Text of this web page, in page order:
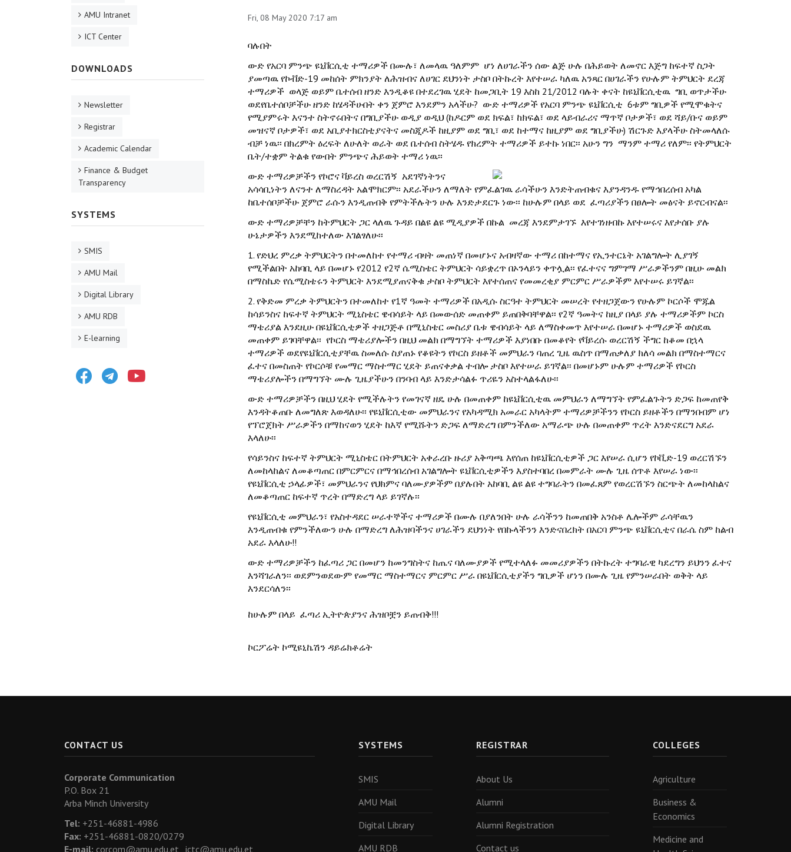
Fri, 08 May 2020 7:17 am
ባሉበት
ውድ የአርባ ምንጭ ዩኒቨርሲቲ ተማሪዎች በሙሉ፣ ለመላዉ ዓለምም ሆነ ለሀገራችን ሰው ልጅ ሁሉ በሕይወት ለመኖር እጅግ ከፍተኛ ስጋት
ያመጣዉ የኮቭድ-19 መከሰት ምክንያት ለሕዝብና ለሀገር ደህንነት ታስቦ በትኩረት እየተሠራ ካለዉ አንጻር በሀገራችን የሁሉም ትምህርት ደረጃ
ተማሪዎች ወላጅ ወይም ቤተሰብ ዘንድ እንዲቆዩ በተደረገዉ ሂደት ከመጋቢት 19 እስከ 21/2012 ባሉት ቀናት ከዩኒቨርሲቲዉ ግቢ ወጥታችሁ
ወደየቤተሰቦቻችሁ ዘንድ ከሄዳችሁበት ቀን ጀምሮ እንደምን አላችሁ? ውድ ተማሪዎች የአርባ ምንጭ ዩኒቨርሲቲ 6ቱም ግቢዎች የሚሞቁትና
የሚያምሩት እናንተ ስትኖሩበትና በግቢያችሁ ወዲያ ወዲህ (ከዶርም ወደ ክፍል፣ ከክፍል፣ ወደ ላይብራሪና ማጥኛ ቦታዎች፣ ወደ ሻይ/ቡና ወይም
መዝናኛ ቦታዎች፣ ወደ አቢያተክርስቲያናትና መስጂዶች ከዚያም ወደ ግቢ፣ ወደ ከተማና ከዚያም ወደ ግቢያችሁ) ሽርጉድ እያላችሁ ስትመላለሱ
ብቻ ነዉ፡፡ በክረምት ዕረፍት ለሁለት ወራት ወደ ቤተሰብ ስትሄዱ የክረምት ተማሪዎች ይተኩ ነበር፡፡ አሁን ግን ማንም ተማሪ የለም፡፡ የትምህርት
ቤት/ተቋም ትልቁ የውበት ምንጭና ሕይወት ተማሪ ነዉ፡፡
ውድ ተማሪዎቻችን የኮሮና ቫይረስ ወረርሽኝ አደገኛነትንና
አሳሳቢነትን ለናንተ ለማስረዳት አልሞክርም፡፡ አደራችሁን ለማለት የምፈልገዉ ራሳችሁን እንድትጠብቁና እያንዳንዱ የማኅበረሰብ አካል
ከቤተሰቦቻችሁ ጀምሮ ራሱን እንዲጠብቅ የምትችሉትን ሁሉ እንድታደርጉ ነው፡፡ ከሁሉም በላይ ወደ ፈጣሪያችን በፀሎት መፅናት ይኖርብናል፡፡
ውድ ተማሪዎቻቸን ከትምህርት ጋር ላለዉ ጉዳይ በልዩ ልዩ ሚዲያዎች በኩል መረጃ እንደምታገኙ እየተገነዘብኩ እየተሠሩና እየታሰቡ ያሉ
ሁኔታዎችን እንደሚከተለው እገልፃለሁ፡፡
1. የድህረ ምረቃ ትምህርትን በተመለከተ የተማሪ ብዛት መጠነኛ በመሆኑና አብዛኛው ተማሪ በከተማና የኢንተርኔት አገልግሎት ሊያገኝ
የሚችልበት አከባቢ ላይ በመሆኑ የ2012 የ2ኛ ሴሚስቴር ትምህርት ሳይቋረጥ በኦንላይን ቀጥሏል፡፡ የፈተናና ግምገማ ሥራዎችንም በዚሁ መልክ
በማስኬድ የሴሚስቴሩን ትምህርት እንደሚያጠናቅቁ ታስቦ ትምህርት እየተሰጠና የመመረቂያ ምርምር ሥራዎችም እየተሠሩ ይገኛል፡፡
2. የቅድመ ምረቃ ትምህርትን በተመለከተ የ1ኛ ዓመት ተማሪዎች በአዲሱ ስርዓተ ትምህርት መሠረት የተዘጋጀውን የሁሉም ኮርሶች ሞጁል
ከሳይንስና ከፍተኛ ትምህርት ሚኒስቴር ዌብሳይት ላይ በመውሰድ መጠቀም ይጠበቅባቸዋል፡፡ የ2ኛ ዓመትና ከዚያ በላይ ያሉ ተማሪዎችም ኮርስ
ማቴሪያል እንደዚሁ በዩኒቨርሲቲዎች ተዘጋጅቶ በሚኒስቴር መስሪያ ቤቱ ዌብሳይት ላይ ለማስቀመጥ እየተሠራ በመሆኑ ተማሪዎች ወስደዉ
መጠቀም ይገባቸዋል፡፡ የኮርስ ማቴሪያሎችን በዚህ መልክ በማግኘት ተማሪዎች እያነበቡ በመቆየት የቫይረሱ ወረርሽኝ ችግር ከቆመ በኋላ
ተማሪዎች ወደየዩኒቨርሲቲያቸዉ ስመለሱ ስያጠኑ የቆዩትን የኮርስ ይዘቶች መምህራን ባጠረ ጊዜ ዉስጥ በማጠቃለያ ክለሳ መልክ በማስተማርና
ፈተና በመስጠት የኮርሶቹ የመማር ማስተማር ሂደት ይጠናቀቃል ተብሎ ታስቦ እየተሠራ ይገኛል፡፡ በመሆኑም ሁሉም ተማሪዎች የኮርስ
ማቴሪያሎችን በማግኘት ሙሉ ጊዜያችሁን በንባብ ላይ እንድታሳልፉ ጥሪዬን አስተላልፋለሁ፡፡
ውድ ተማሪዎቻችን በዚህ ሂደት የሚችሉትን የመገናኛ ዘዴ ሁሉ በመጠቀም ከዩኒቨርሲቲዉ መምህራን ለማግኘት የምፈልጉትን ድጋፍ ከመጠየቅ
እንዳትቆጠቡ ለመግለጽ እወዳለሁ፡፡ የዩኒቨርሲቲው መምህራንና የአካዳሚክ አመራር አካላትም ተማሪዎቻችንን የኮርስ ይዘቶችን በማንበብም ሆነ
የፕሮጀክት ሥራዎችን በማከናወን ሂደት ከእኛ የሚሹትን ድጋፍ ለማድረግ በምንችለው አማራጭ ሁሉ በመጠቀም ጥረት እንድናደርግ አደራ
እላለሁ፡፡
የሳይንስና ከፍተኛ ትምህርት ሚኒስቴር በትምህርት አቀራረቡ ዙሪያ አቅጣጫ እየሰጠ ከዩኒቨርሲቲዎች ጋር እየሠራ ሲሆን የኮቪድ-19 ወረርሽኙን
ለመከላከልና ለመቆጣጠር በምርምርና በማኅበረሰብ አገልግሎት ዩኒቨርሲቲዎችን እያስተባበረ በመምራት ሙሉ ጊዜ ሰጥቶ እየሠራ ነው፡፡
የዩኒቨርሲቲ ኃላፊዎች፣ መምህራንና የህክምና ባለሙያዎችም በያሉበት አከባቢ ልዩ ልዩ ተግባራትን በመፈጸም የወረርሽኙን ስርጭት ለመከላከልና
ለመቆጣጠር ከፍተኛ ጥረት በማድረግ ላይ ይገኛሉ፡፡
የዩኒቨርሲቲ መምህራን፣ የአስተዳደር ሠራተኞችና ተማሪዎች በሙሉ በያለንበት ሁሉ ራሳችንን ከመጠበቅ አንስቶ ሌሎችም ራሳቸዉን
እንዲጠብቁ የምንችለውን ሁሉ በማድረግ ለሕዝባችንና ሀገራችን ደህንነት የበኩላችንን እንድናበረክት በአርባ ምንጭ ዩኒቨርሲቲና በራሴ ስም ከልብ
አደራ እላለሁ!!
ውድ ተማሪዎቻችን ከፈጣሪ ጋር በመሆን ከመንግስትና ከጤና ባለሙያዎች የሚተላለፉ መመሪያዎችን በትኩረት ተግባራዊ ካደረግን ይህንን ፈተና
እንሻገራለን፡፡ ወደምንወደውም የመማር ማስተማርና ምርምር ሥራ በዩኒቨርሲቲያችን ግቢዎች ሆነን በሙሉ ጊዜ የምንሠራበት ወቅት ላይ
እንደርሳለን፡፡
ከሁሉም በላይ ፈጣሪ ኢትዮጵያንና ሕዝቦቿን ይጠብቅ!!!
ኮርፖሬት ኮሚዩኒኬሽን ዳይሬክቶሬት
AMU Intranet
ICT Center
DOWNLOADS
Newsletter
Registrar
Academic Calendar
Finance & Budget
Transparency
SYSTEMS
SMIS
AMU Mail
Digital Library
AMU RDB
E-learning
FacebookTelegram
CONTACT US
Corporate Communication
P.O. Box 21
Arba Minch University
Tel: +251-46881-4986
Fax: +251-46881-0820/0279
E-mail: corcom@amu.edu.et , ictc@amu.edu.et
SYSTEMS
SMIS
AMU Mail
Digital Library
AMU RDB
REGISTRAR
About Us
Alumni
Alumni Registration
Contact us
COLLEGES
Agriculture
Business &
Economics
Medicine and